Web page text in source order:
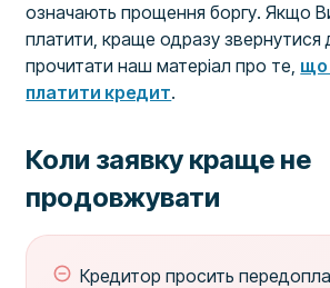
означають прощення боргу. Якщо
платити, краще одразу звернутися
прочитати наш матеріал про те, що
платити кредит.
Коли заявку краще не
продовжувати
Кредитор просить